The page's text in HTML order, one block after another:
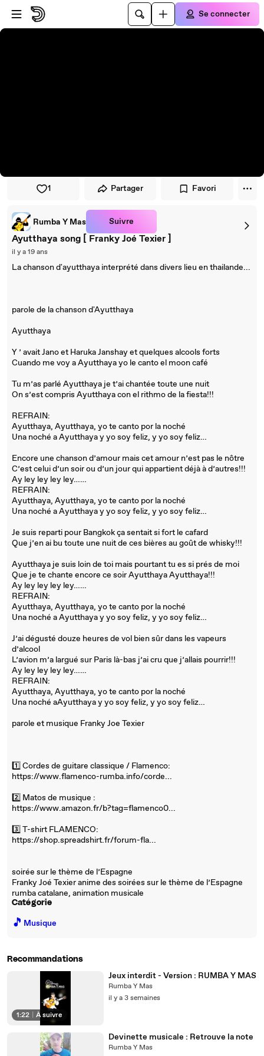
Passer au player
Passer au contenu principal
Se connecter
1 Partager Favori
Rumba Y Mas Suivre
Ayutthaya song [ Franky Joé Texier ]
il y a 19 ans
La chanson d'ayutthaya interprété dans divers lieu en thailande...
parole de la chanson d'Ayutthaya
Ayutthaya
Y ’ avait Jano et Haruka Janshay et quelques alcools forts
Cuando me voy a Ayutthaya yo le canto el moon café
Tu m’as parlé Ayutthaya je t’ai chantée toute une nuit
On s’est compris Ayutthaya con el rithmo de la fiesta!!!
REFRAIN:
Ayutthaya, Ayutthaya, yo te canto por la noché
Una noché a Ayutthaya y yo soy feliz, y yo soy feliz…
Encore une chanson d’amour mais cet amour n’est pas le nôtre
C’est celui d’un soir ou d’un jour qui appartient déjà à d’autres!!!
Ay ley ley ley ley……
REFRAIN:
Ayutthaya, Ayutthaya, yo te canto por la noché
Una noché a Ayutthaya y yo soy feliz, y yo soy feliz…
Je suis reparti pour Bangkok ça sentait si fort le cafard
Que j’en ai bu toute une nuit de ces bières au goût de whisky!!!
Ayutthaya je suis loin de toi mais pourtant tu es si prés de moi
Que je te chante encore ce soir Ayutthaya Ayutthaya!!!
Ay ley ley ley ley……
REFRAIN:
Ayutthaya, Ayutthaya, yo te canto por la noché
Una noché a Ayutthaya y yo soy feliz, y yo soy feliz…
J’ai dégusté douze heures de vol bien sûr dans les vapeurs
d’alcool
L’avion m’a largué sur Paris là-bas j’ai cru que j’allais pourrir!!!
Ay ley ley ley ley……
REFRAIN:
Ayutthaya, Ayutthaya, yo te canto por la noché
Una noché aAyutthaya y yo soy feliz, y yo soy feliz…
parole et musique Franky Joe Texier
1️⃣ Cordes de guitare classique / Flamenco:
https://www.flamenco-rumba.info/corde...
2️⃣ Matos de musique :
https://www.amazon.fr/b?tag=flamenco0...
3️⃣ T-shirt FLAMENCO:
https://shop.spreadshirt.fr/forum-fla...
soirée sur le thème de l’Espagne
Franky Joé Texier anime des soirées sur le thème de l’Espagne
rumba catalane, animation musicale
Catégorie
🎵 Musique
Recommandations
1:22 À suivre
Jeux interdit - Version : RUMBA Y MAS
Rumba Y Mas
il y a 3 semaines
Devinette musicale : Retrouve la note
Rumba Y Mas